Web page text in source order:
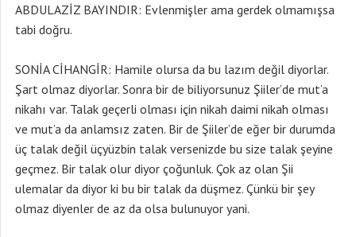
ABDULAZİZ BAYINDIR: Evlenmişler ama gerdek olmamışsa
tabi doğru.
SONİA CİHANGİR: Hamile olursa da bu lazım değil diyorlar.
Şart olmaz diyorlar. Sonra bir de biliyorsunuz Şiiler’de mut’a
nikahı var. Talak geçerli olması için nikah daimi nikah olması
ve mut’a da anlamsız zaten. Bir de Şiiler’de eğer bir durumda
üç talak değil üçyüzbin talak versenizde bu size talak şeyine
geçmez. Bir talak olur diyor çoğunluk. Çok az olan Şii
ulemalar da diyor ki bu bir talak da düşmez. Çünkü bir şey
olmaz diyenler de az da olsa bulunuyor yani.